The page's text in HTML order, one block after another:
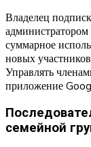
Владелец
суммарное
новых
Управлять
приложение
семейной